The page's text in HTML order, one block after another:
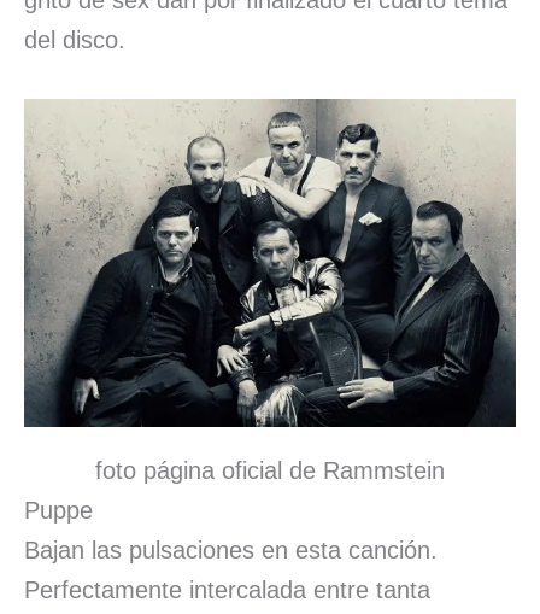
del disco.
foto página oficial de Rammstein
Puppe
Bajan las pulsaciones en esta canción.
Perfectamente intercalada entre tanta